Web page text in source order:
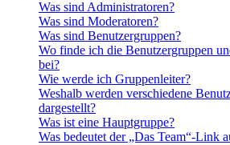
Was sind Administratoren?
Was sind Moderatoren?
Was sind Benutzergruppen?
Wo finde ich die Benutzergruppen
bei?
Wie werde ich Gruppenleiter?
Weshalb werden verschiedene
dargestellt?
Was ist eine Hauptgruppe?
Was bedeutet der „Das Team“-Link